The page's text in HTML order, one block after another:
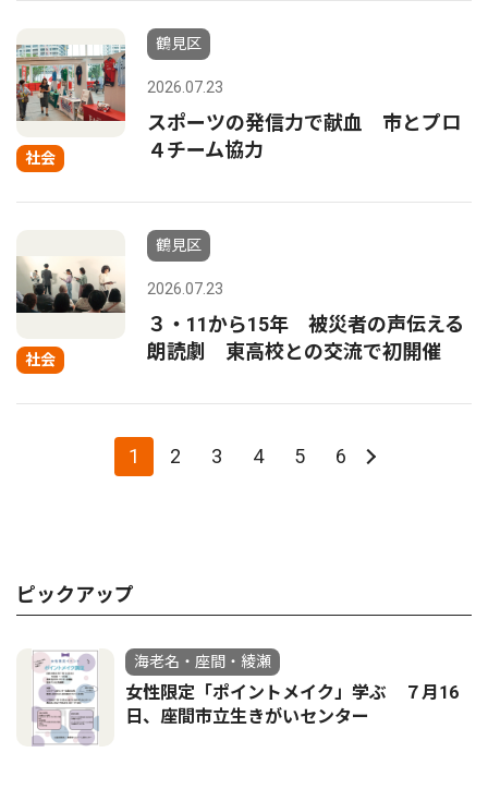
社会
鶴見区
2026.07.23
スポーツの発信力で献血 市とプロ
４チーム協力
社会
鶴見区
2026.07.23
３・11から15年 被災者の声伝える
朗読劇 東高校との交流で初開催
1 2 3 4 5 6
ピックアップ
海老名・座間・綾瀬
女性限定「ポイントメイク」学ぶ ７月16
日、座間市立生きがいセンター